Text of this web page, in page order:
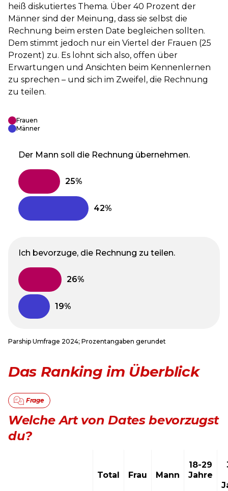
heiß diskutiertes Thema. Über 40 Prozent der
Männer sind der Meinung, dass sie selbst die
Rechnung beim ersten Date begleichen sollten.
Dem stimmt jedoch nur ein Viertel der Frauen (25
Prozent) zu. Es lohnt sich also, offen über
Erwartungen und Ansichten beim Kennenlernen
zu sprechen – und sich im Zweifel, die Rechnung
zu teilen.
Frauen
Männer
Der Mann soll die Rechnung übernehmen.
Ich bevorzuge, die Rechnung zu teilen.
Parship Umfrage 2024; Prozentangaben gerundet
Das Ranking im Überblick
Welche Art von Dates bevorzugst
du?
Total Frau Mann
18-29
Jahre